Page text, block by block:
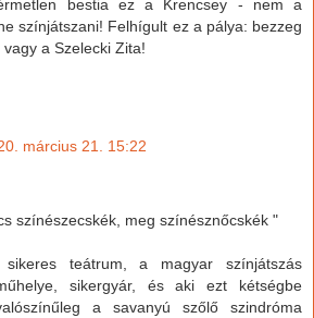
bestia ez a Krencsey - nem a
színjátszani! Felhígult ez a pálya: bezzeg
a Szelecki Zita!
március 21. 15:22
színészecskék, meg színésznőcskék "
teátrum, a magyar színjátszás
sikergyár, és aki ezt kétségbe
a savanyú szőlő szindróma